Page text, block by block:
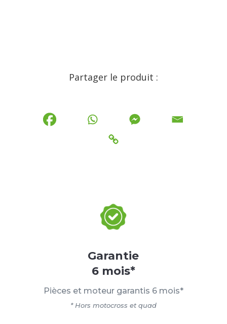
Partager le produit :
Garantie
6 mois*
Pièces et moteur garantis 6 mois*
* Hors motocross et quad